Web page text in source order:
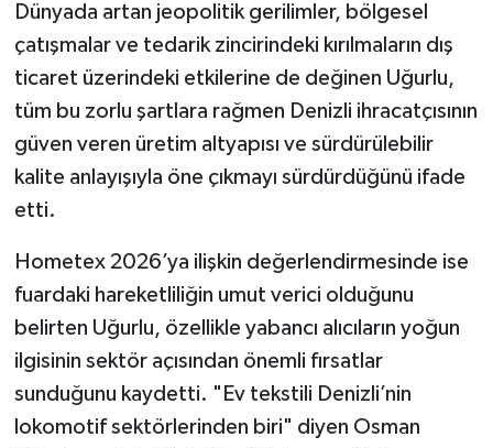
Dünyada artan jeopolitik gerilimler, bölgesel
çatışmalar ve tedarik zincirindeki kırılmaların dış
ticaret üzerindeki etkilerine de değinen Uğurlu,
tüm bu zorlu şartlara rağmen Denizli ihracatçısının
güven veren üretim altyapısı ve sürdürülebilir
kalite anlayışıyla öne çıkmayı sürdürdüğünü ifade
etti.
Hometex 2026’ya ilişkin değerlendirmesinde ise
fuardaki hareketliliğin umut verici olduğunu
belirten Uğurlu, özellikle yabancı alıcıların yoğun
ilgisinin sektör açısından önemli fırsatlar
sunduğunu kaydetti. "Ev tekstili Denizli’nin
lokomotif sektörlerinden biri" diyen Osman